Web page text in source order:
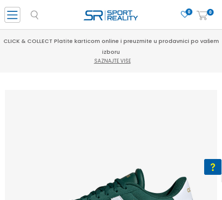
0
0
CLICK & COLLECT Platite karticom online i preuzmite u prodavnici po vašem
izboru
SAZNAJTE VIŠE